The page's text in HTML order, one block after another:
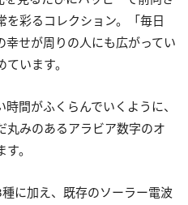
を彩るコレクション。「毎日
せが周りの人にも広がってい
います。
間がふくらんでいくように、
丸みのあるアラビア数字のオ
。
に加え、既存のソーラー電波